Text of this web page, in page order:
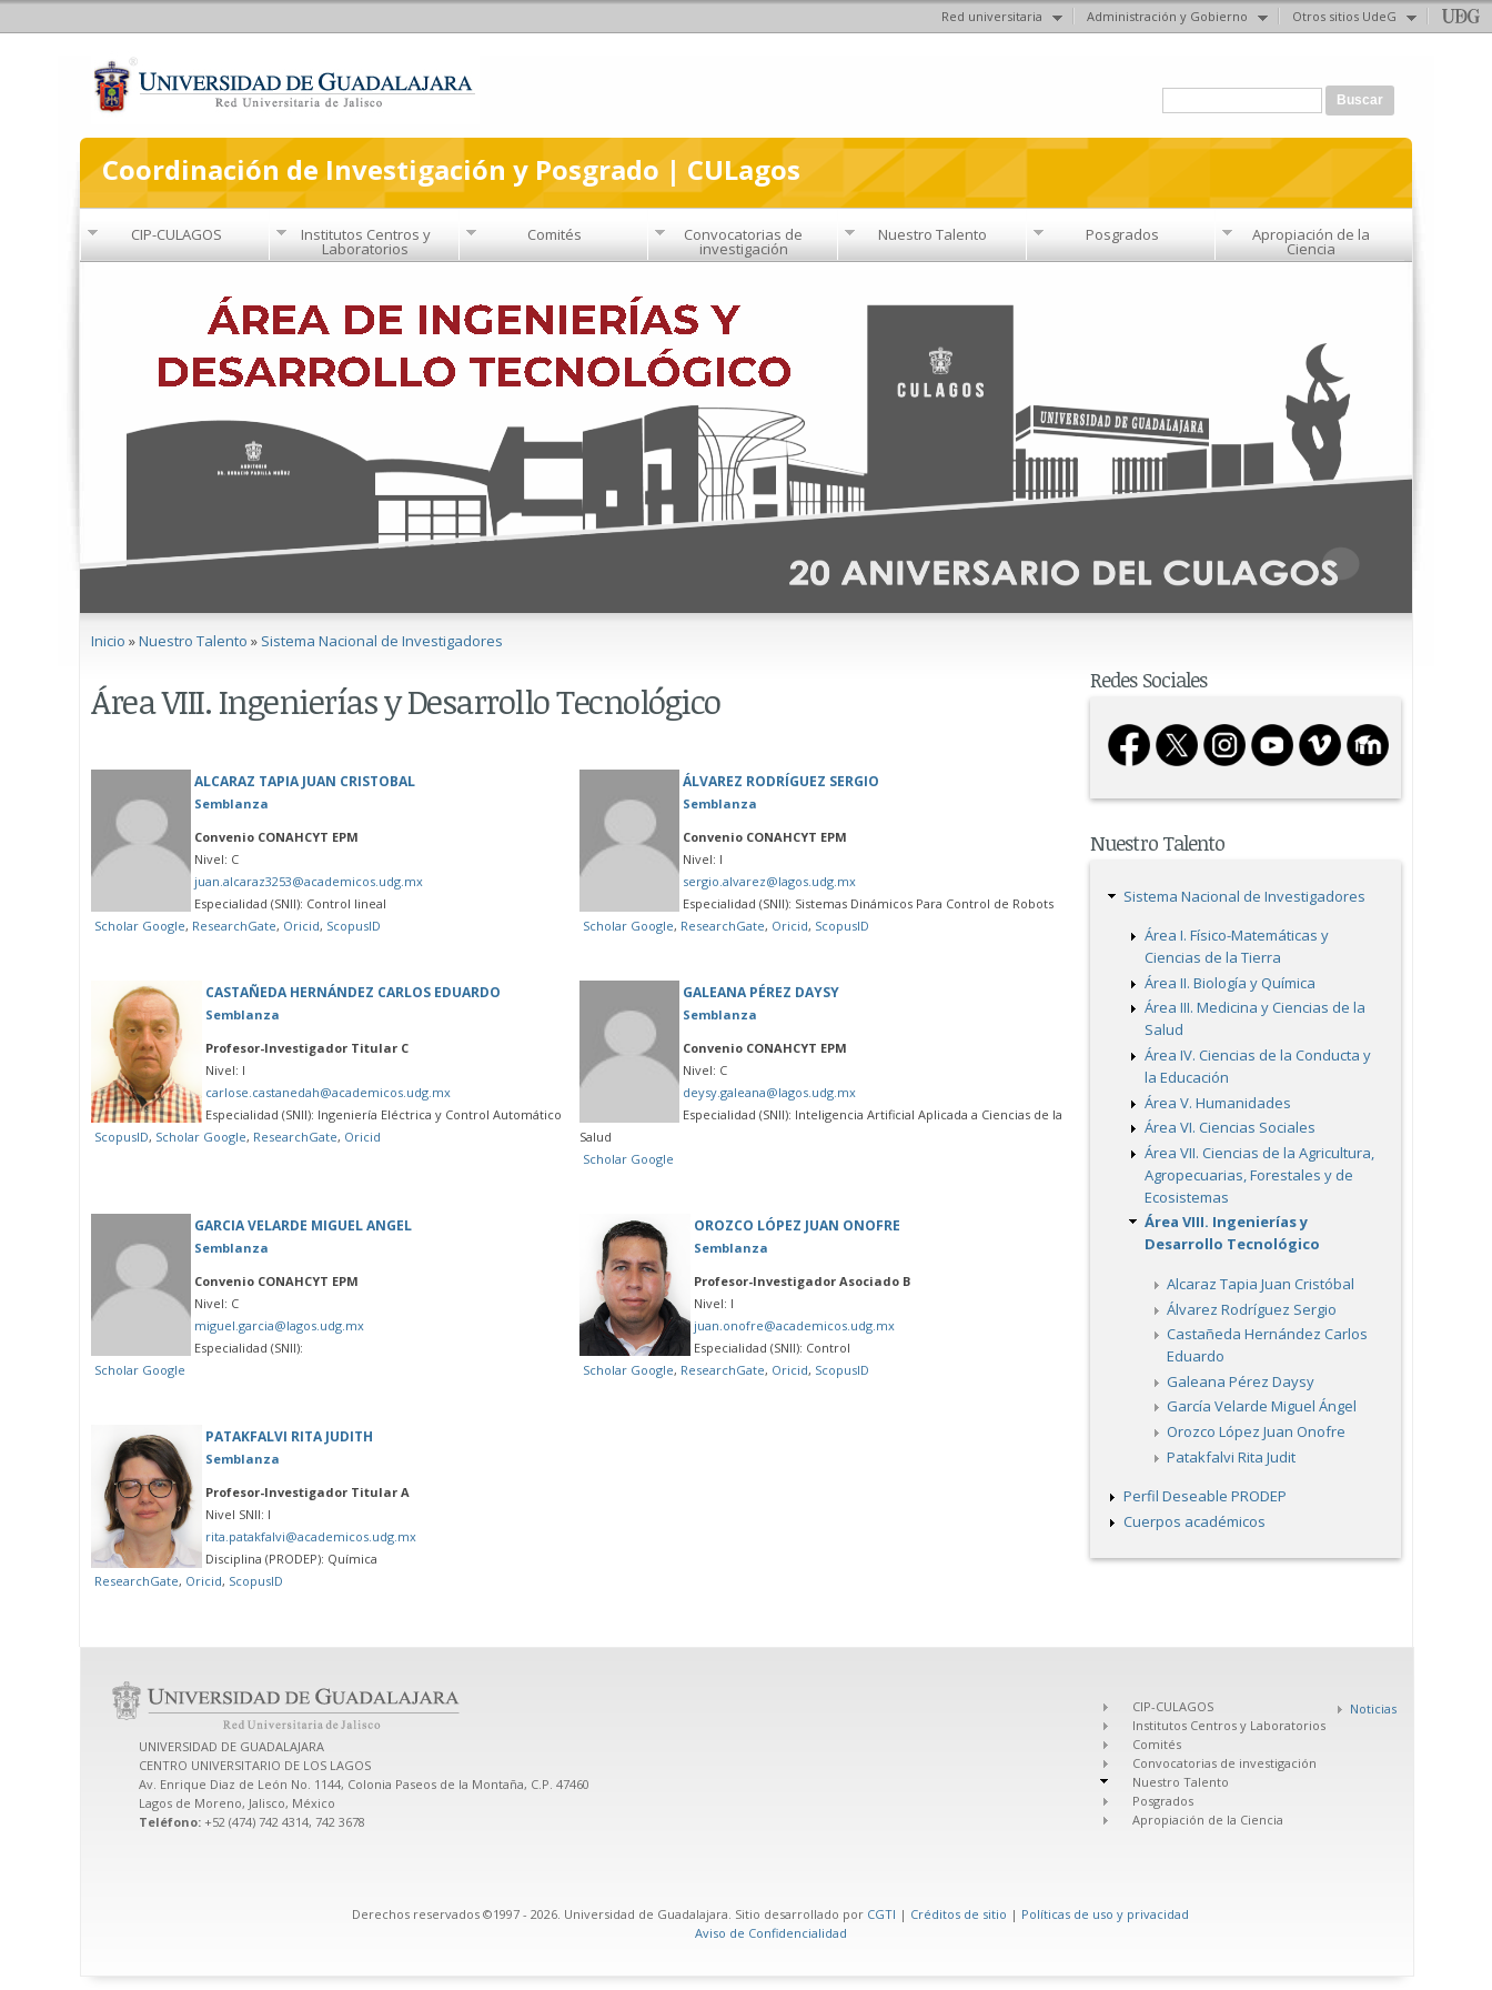
Red universitaria Administración y Gobierno Otros sitios UdeG
Formulario de búsqueda
Coordinación de Investigación y Posgrado | CULagos
CIP-CULAGOS Institutos Centros y
Laboratorios
Comités Convocatorias de
investigación
Nuestro Talento Posgrados Apropiación de la
Ciencia
Inicio »Nuestro Talento » Sistema Nacional de Investigadores
Área VIII. Ingenierías y Desarrollo Tecnológico
ALCARAZ TAPIA JUAN CRISTOBAL
Semblanza
Convenio CONAHCYT EPM
Nivel: C
juan.alcaraz3253@academicos.udg.mx
Especialidad (SNII): Control lineal
Scholar Google, ResearchGate, Oricid, ScopusID
ÁLVAREZ RODRÍGUEZ SERGIO
Semblanza
Convenio CONAHCYT EPM
Nivel: I
sergio.alvarez@lagos.udg.mx
Especialidad (SNII): Sistemas Dinámicos Para Control de Robots
Scholar Google, ResearchGate, Oricid, ScopusID
CASTAÑEDA HERNÁNDEZ CARLOS EDUARDO
Semblanza
Profesor-Investigador Titular C
Nivel: I
carlose.castanedah@academicos.udg.mx
Especialidad (SNII): Ingeniería Eléctrica y Control Automático
ScopusID, Scholar Google, ResearchGate, Oricid
GALEANA PÉREZ DAYSY
Semblanza
Convenio CONAHCYT EPM
Nivel: C
deysy.galeana@lagos.udg.mx
Especialidad (SNII): Inteligencia Artificial Aplicada a Ciencias de la
Salud
Scholar Google
GARCIA VELARDE MIGUEL ANGEL
Semblanza
Convenio CONAHCYT EPM
Nivel: C
miguel.garcia@lagos.udg.mx
Especialidad (SNII):
Scholar Google
OROZCO LÓPEZ JUAN ONOFRE
Semblanza
Profesor-Investigador Asociado B
Nivel: I
juan.onofre@academicos.udg.mx
Especialidad (SNII): Control
Scholar Google, ResearchGate, Oricid, ScopusID
PATAKFALVI RITA JUDITH
Semblanza
Profesor-Investigador Titular A
Nivel SNII: I
rita.patakfalvi@academicos.udg.mx
Disciplina (PRODEP): Química
ResearchGate, Oricid, ScopusID
Redes Sociales
Nuestro Talento
Sistema Nacional de Investigadores
Área I. Físico-Matemáticas y
Ciencias de la Tierra
Área II. Biología y Química
Área III. Medicina y Ciencias de la
Salud
Área IV. Ciencias de la Conducta y
la Educación
Área V. Humanidades
Área VI. Ciencias Sociales
Área VII. Ciencias de la Agricultura,
Agropecuarias, Forestales y de
Ecosistemas
Área VIII. Ingenierías y
Desarrollo Tecnológico
Alcaraz Tapia Juan Cristóbal
Álvarez Rodríguez Sergio
Castañeda Hernández Carlos
Eduardo
Galeana Pérez Daysy
García Velarde Miguel Ángel
Orozco López Juan Onofre
Patakfalvi Rita Judit
Perfil Deseable PRODEP
Cuerpos académicos
UNIVERSIDAD DE GUADALAJARA
CENTRO UNIVERSITARIO DE LOS LAGOS
Av. Enrique Diaz de León No. 1144, Colonia Paseos de la Montaña, C.P. 47460
Lagos de Moreno, Jalisco, México
Teléfono: +52 (474) 742 4314, 742 3678
Noticias
CIP-CULAGOS
Institutos Centros y Laboratorios
Comités
Convocatorias de investigación
Nuestro Talento
Posgrados
Apropiación de la Ciencia
Derechos reservados ©1997 - 2026. Universidad de Guadalajara. Sitio desarrollado por CGTI | Créditos de sitio | Políticas de uso y privacidad
Aviso de Confidencialidad